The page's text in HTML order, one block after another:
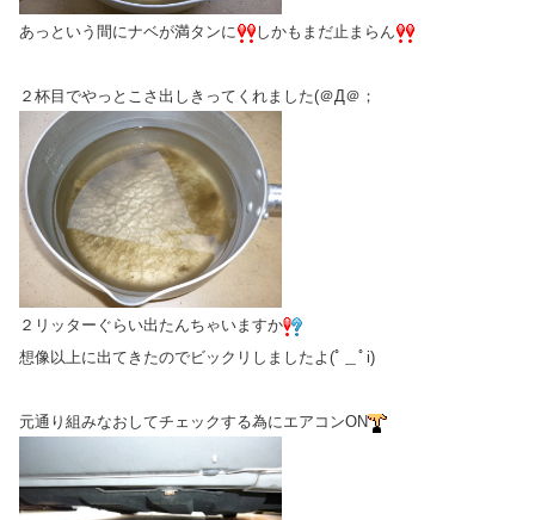
あっという間にナベが満タンに しかもまだ止まらん
２杯目でやっとこさ出しきってくれました(＠Д＠；
２リッターぐらい出たんちゃいますか
想像以上に出てきたのでビックリしましたよ(ﾟ＿ﾟi)
元通り組みなおしてチェックする為にエアコンON